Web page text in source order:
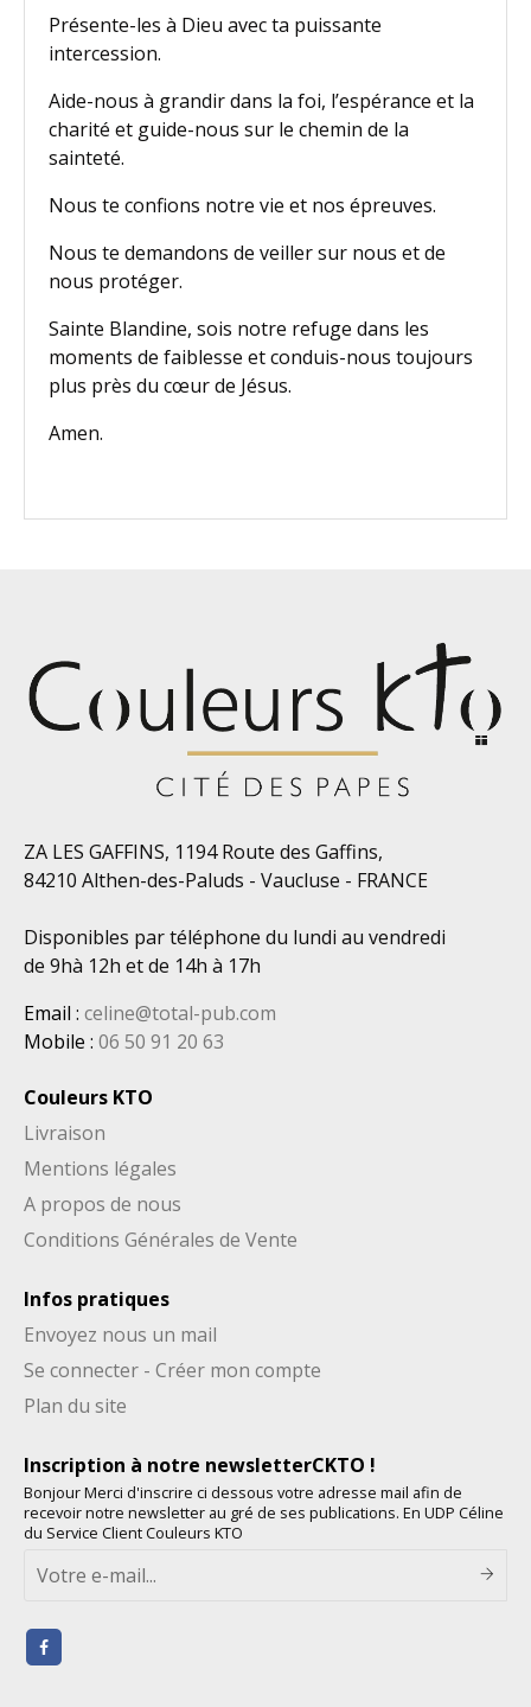
Présente-les à Dieu avec ta puissante
intercession.
Aide-nous à grandir dans la foi, l’espérance et la
charité et guide-nous sur le chemin de la
sainteté.
Nous te confions notre vie et nos épreuves.
Nous te demandons de veiller sur nous et de
nous protéger.
Sainte Blandine, sois notre refuge dans les
moments de faiblesse et conduis-nous toujours
plus près du cœur de Jésus.
Amen.
ZA LES GAFFINS, 1194 Route des Gaffins,
84210 Althen-des-Paluds - Vaucluse - FRANCE
Disponibles par téléphone du lundi au vendredi
de 9hà 12h et de 14h à 17h
Email : celine@total-pub.com
Mobile : 06 50 91 20 63
Couleurs KTO
Livraison
Mentions légales
A propos de nous
Conditions Générales de Vente
Infos pratiques
Envoyez nous un mail
Se connecter - Créer mon compte
Plan du site
Inscription à notre newsletterCKTO !
Bonjour Merci d'inscrire ci dessous votre adresse mail afin de
recevoir notre newsletter au gré de ses publications. En UDP Céline
du Service Client Couleurs KTO